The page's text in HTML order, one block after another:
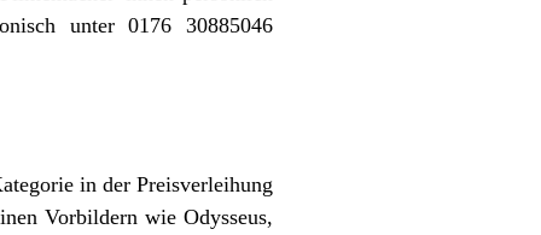
unter 0176 30885046
in der Preisverleihung
Vorbildern wie Odysseus,